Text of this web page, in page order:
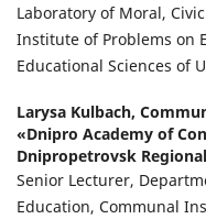
Laboratory of Moral,
Institute of Problems on
Educational Sciences of
Larysa Kulbach,
«Dnipro Academy of
Dnipropetrovsk
Senior Lecturer,
Education, Communal